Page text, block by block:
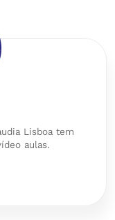
Lisboa tem
aulas.